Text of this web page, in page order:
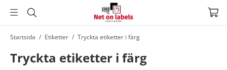
Hoppa
huvudnavigering Hoppa
Startsida / Etiketter / Tryckta etiketter i färg
Tryckta etiketter i färg